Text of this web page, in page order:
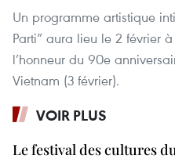
Un programme artistique
Parti” aura lieu le 2 février
l’honneur du 90e
Vietnam (3 février).
VOIR PLUS
Le festival des cultures